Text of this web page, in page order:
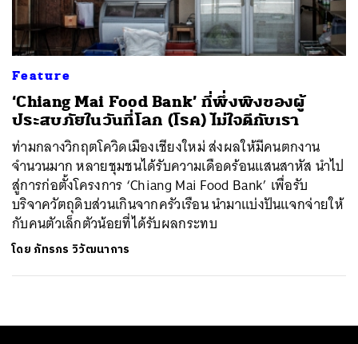
Feature
‘Chiang Mai Food Bank’ ที่พึ่งพิงของผู้
ประสบภัยในวันที่โลก (โรค) ไม่ใจดีกับเรา
ท่ามกลางวิกฤตโควิดเมืองเชียงใหม่ ส่งผลให้มีคนตกงาน
จำนวนมาก หลายชุมชนได้รับความเดือดร้อนแสนสาหัส นำไป
สู่การก่อตั้งโครงการ ‘Chiang Mai Food Bank’ เพื่อรับ
บริจาควัตถุดิบส่วนเกินจากครัวเรือน นำมาแบ่งปันแจกจ่ายให้
กับคนตัวเล็กตัวน้อยที่ได้รับผลกระทบ
โดย ภัทรภร วิวัฒนาการ
ค้นหา
SHARE TWEET LINE EMAIL